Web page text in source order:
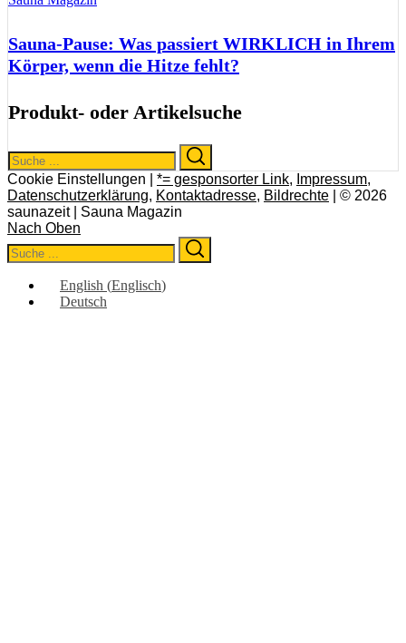
Sauna-Pause: Was passiert WIRKLICH in Ihrem
Körper, wenn die Hitze fehlt?
Produkt- oder Artikelsuche
Search
for:
Cookie Einstellungen | *= gesponsorter Link, Impressum,
Datenschutzerklärung, Kontaktadresse, Bildrechte | © 2026
saunazeit | Sauna Magazin
Nach Oben
Search
for:
English (Englisch)
Deutsch